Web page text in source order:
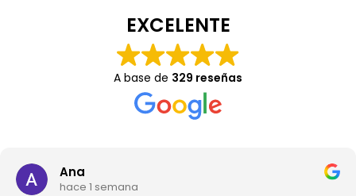
EXCELENTE
A base de 329 reseñas
Ana
hace 1 semana